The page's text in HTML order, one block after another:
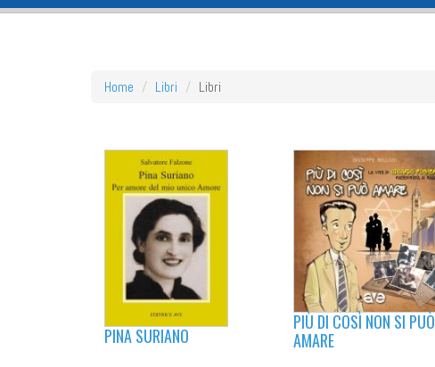
Home Libri Libri
PINA SURIANO
PIÙ DI COSÌ NON SI PUÒ
AMARE